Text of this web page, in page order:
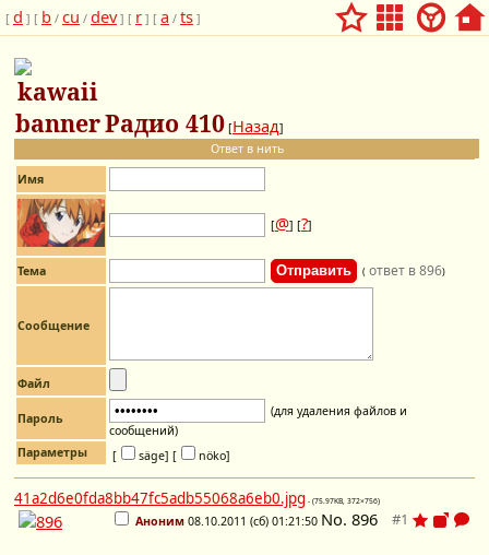
[ d ] [ b / cu / dev] [ r ] [ a / ts ]
Радио 410 [Назад]
Ответ в нить
Имя
[@] [?]
Тема (ответ в 896)
Сообщение
Файл
Пароль
(для удаления файлов и
сообщений)
Параметры
[ säge] [ nöko]
41a2d6e0fda8bb47fc5adb55068a6eb0.jpg - (75.97KB, 372×756)
Аноним 08.10.2011 (сб) 01:21:50 No. 896